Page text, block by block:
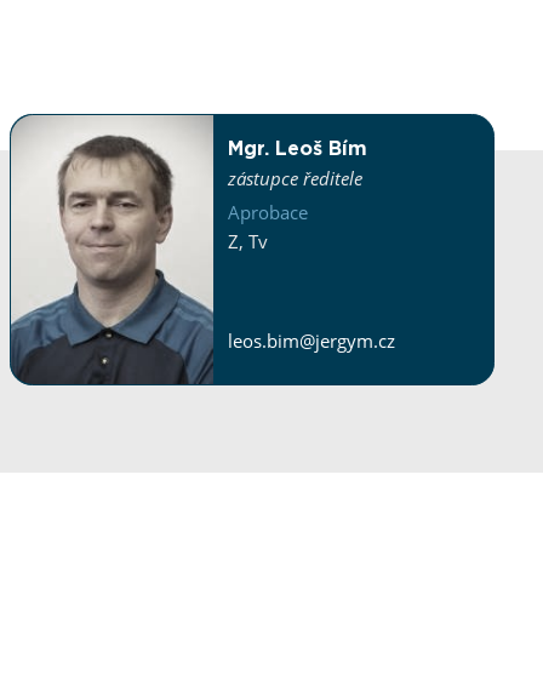
Mgr. Leoš Bím
zástupce ředitele
Aprobace
Z, Tv
leos.bim@​jergym.cz